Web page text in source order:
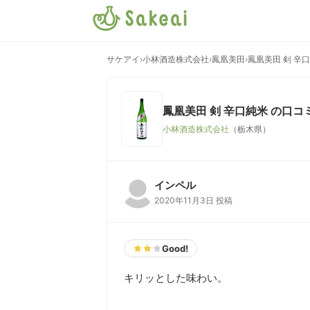
サケアイ ›小林酒造株式会社›鳳凰美田 ›鳳凰美田 剣 辛
鳳凰美田 剣 辛口純米 の口コ
小林酒造株式会社 （栃木県）
インペル
2020年11月3日 投稿
Good!
キリッとした味わい。